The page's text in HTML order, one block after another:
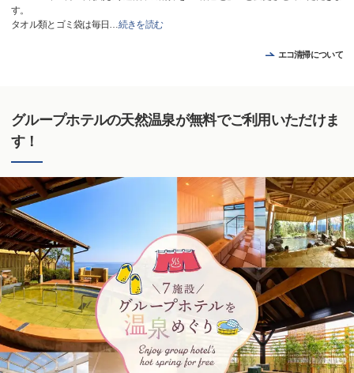
す。
タオル類とゴミ袋は毎日 …続きを読む
エコ清掃について
グループホテルの天然温泉が無料でご利用いただけま
す！